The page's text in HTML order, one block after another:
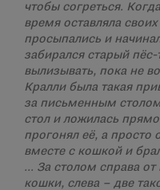
чтобы согреться.
время оставляла
просыпались и
забирался старый пёс-
вылизывать, пока не
Кралли была такая
за письменным
стол и ложилась
прогонял её, а просто
вместе с кошкой и
… За столом справа от
кошки, слева – две